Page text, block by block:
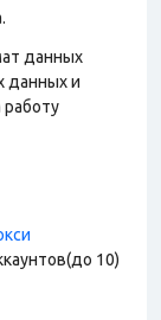
данных
данных и
работу
10)